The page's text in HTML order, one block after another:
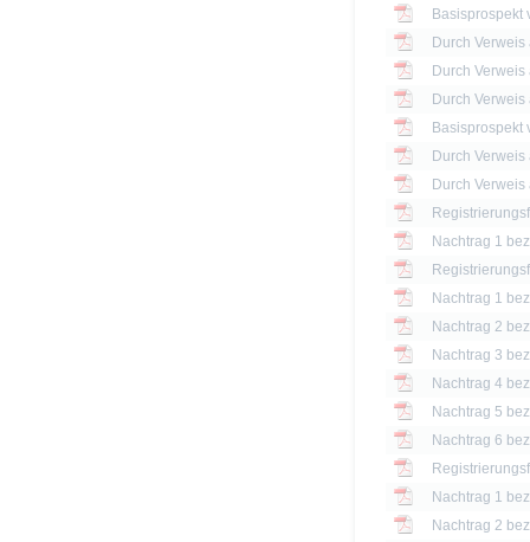
Basisprospekt
Basisprospekt
Nachtrag 1
Nachtrag 1
Nachtrag 2
Nachtrag 3
Nachtrag 4
Nachtrag 5
Nachtrag 6
Nachtrag 1
Nachtrag 2